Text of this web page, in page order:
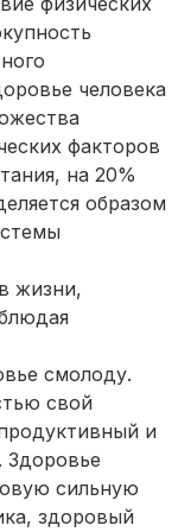
человека
факторов
на 20%
образом
жизни,
смолоду.
свой
и
Здоровье
сильную
здоровый